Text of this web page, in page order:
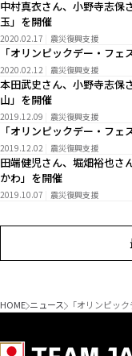
中村真衣さん、小野寺志保
玉」を開催
2020.02.17 震災復興支援
「オリンピックデー・フ
2020.02.12 震災復興支援
本田武史さん、小野寺志保
山」を開催
2019.12.09 震災復興支援
「オリンピックデー・フ
2019.12.02 震災復興支援
田端健児さん、堀畑裕也さ
かわ」を開催
2019.10.07 震災復興支援
HOME ニュース 「オリンピッ